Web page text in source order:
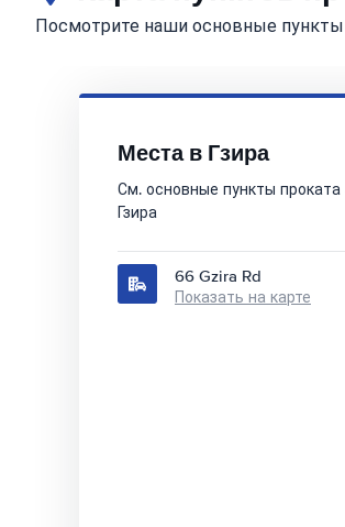
Посмотрите наши основные пункты
Места в Гзира
См. основные пункты
Гзира
66 Gzira Rd
Показать на карте